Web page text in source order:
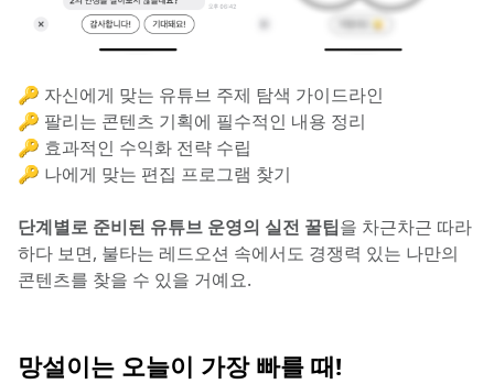
🔑 자신에게 맞는 유튜브 주제 탐색 가이드라인
🔑 팔리는 콘텐츠 기획에 필수적인 내용 정리
🔑 효과적인 수익화 전략 수립
🔑 나에게 맞는 편집 프로그램 찾기
단계별로 준비된 유튜브 운영의 실전 꿀팁을 차근차근 따라
하다 보면, 불타는 레드오션 속에서도 경쟁력 있는 나만의
콘텐츠를 찾을 수 있을 거예요.
망설이는 오늘이 가장 빠를 때!